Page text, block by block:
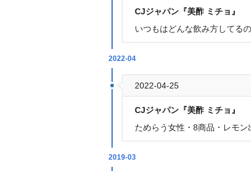
CJジャパン『美酢 ミチョ』
いつもはどんな飲み方してる
2022-04
2022-04-25
CJジャパン『美酢 ミチョ』
ためらう女性・8商品・レモン
2019-03